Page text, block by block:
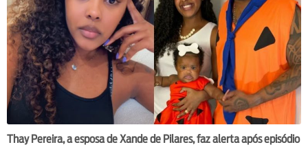
Thay Pereira, a esposa de Xande de Pilares, faz alerta após episódio